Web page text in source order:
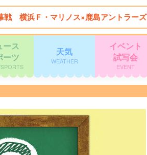
戦 横浜Ｆ・マリノス×鹿島アントラーズ
ース
ーツ
天気
WEATHER
イベント
試写会
EVENT